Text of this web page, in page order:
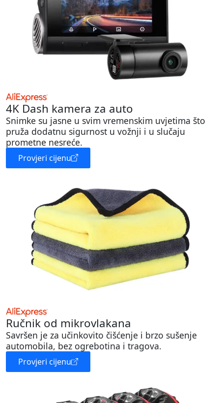
4K Dash kamera za auto
Snimke su jasne u svim vremenskim uvjetima što
pruža dodatnu sigurnost u vožnji i u slučaju
prometne nesreće.
Provjeri cijenu
Ručnik od mikrovlakana
Savršen je za učinkovito čišćenje i brzo sušenje
automobila, bez ogrebotina i tragova.
Provjeri cijenu